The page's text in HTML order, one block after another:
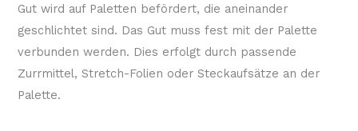
Gut wird auf Paletten befördert, die aneinander
geschlichtet sind. Das Gut muss fest mit der Palette
verbunden werden. Dies erfolgt durch passende
Zurrmittel, Stretch-Folien oder Steckaufsätze an der
Palette.